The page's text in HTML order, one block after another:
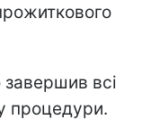
всі
процедури.